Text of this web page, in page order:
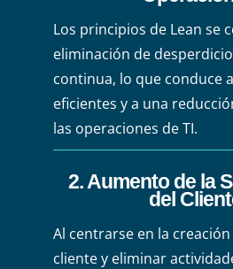
Los principios de Lean se
eliminación de
continua, lo que conduce
eficientes y a una
las operaciones de TI.
2. Aumento de la
del
Al centrarse en la
cliente y eliminar